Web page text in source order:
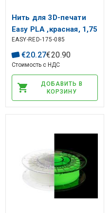
Нить для 3D-печати
Easy PLA ,красная, 1,75
мм 0,85 кг
EASY-RED-175-085
€20.27€20.90
Стоимость с НДС
ДОБАВИТЬ В
КОРЗИНУ